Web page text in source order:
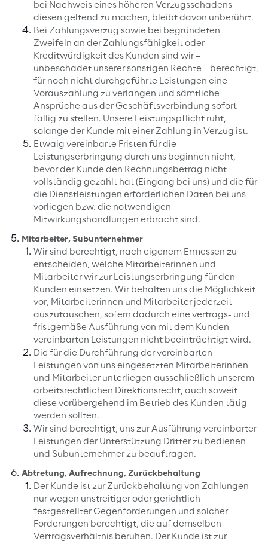
bei Nachweis eines höheren Verzugsschadens
diesen geltend zu machen, bleibt davon unberührt.
Bei Zahlungsverzug sowie bei begründeten
Zweifeln an der Zahlungsfähigkeit oder
Kreditwürdigkeit des Kunden sind wir –
unbeschadet unserer sonstigen Rechte – berechtigt,
für noch nicht durchgeführte Leistungen eine
Vorauszahlung zu verlangen und sämtliche
Ansprüche aus der Geschäftsverbindung sofort
fällig zu stellen. Unsere Leistungspflicht ruht,
solange der Kunde mit einer Zahlung in Verzug ist.
Etwaig vereinbarte Fristen für die
Leistungserbringung durch uns beginnen nicht,
bevor der Kunde den Rechnungsbetrag nicht
vollständig gezahlt hat (Eingang bei uns) und die für
die Dienstleistungen erforderlichen Daten bei uns
vorliegen bzw. die notwendigen
Mitwirkungshandlungen erbracht sind.
Mitarbeiter, Subunternehmer
Wir sind berechtigt, nach eigenem Ermessen zu
entscheiden, welche Mitarbeiterinnen und
Mitarbeiter wir zur Leistungserbringung für den
Kunden einsetzen. Wir behalten uns die Möglichkeit
vor, Mitarbeiterinnen und Mitarbeiter jederzeit
auszutauschen, sofern dadurch eine vertrags- und
fristgemäße Ausführung von mit dem Kunden
vereinbarten Leistungen nicht beeinträchtigt wird.
Die für die Durchführung der vereinbarten
Leistungen von uns eingesetzten Mitarbeiterinnen
und Mitarbeiter unterliegen ausschließlich unserem
arbeitsrechtlichen Direktionsrecht, auch soweit
diese vorübergehend im Betrieb des Kunden tätig
werden sollten.
Wir sind berechtigt, uns zur Ausführung vereinbarter
Leistungen der Unterstützung Dritter zu bedienen
und Subunternehmer zu beauftragen.
Abtretung, Aufrechnung, Zurückbehaltung
Der Kunde ist zur Zurückbehaltung von Zahlungen
nur wegen unstreitiger oder gerichtlich
festgestellter Gegenforderungen und solcher
Forderungen berechtigt, die auf demselben
Vertragsverhältnis beruhen. Der Kunde ist zur